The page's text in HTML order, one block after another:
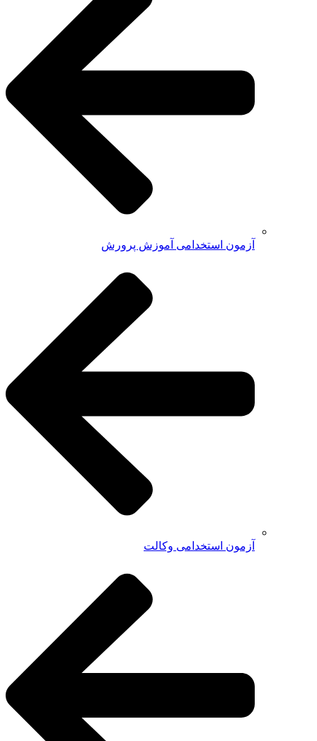
آزمون استخدامی آموزش پرورش
آزمون استخدامی وکالت